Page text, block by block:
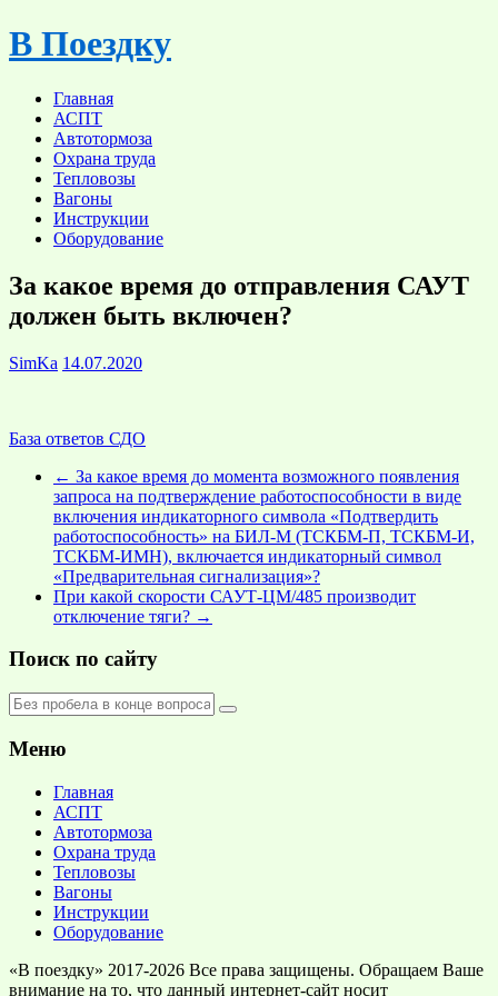
Skip
to
В Поездку
Главная
АСПТ
Автотормоза
Охрана труда
Тепловозы
Вагоны
Инструкции
Оборудование
За какое время до отправления САУТ
должен быть включен?
SimKa 14.07.2020
База ответов СДО
← За какое время до момента возможного появления
запроса на подтверждение работоспособности в виде
включения индикаторного символа «Подтвердить
работоспособность» на БИЛ-М (ТСКБМ-П, ТСКБМ-И,
ТСКБМ-ИМН), включается индикаторный символ
«Предварительная сигнализация»?
При какой скорости САУТ-ЦМ/485 производит
отключение тяги? →
Поиск по сайту
Меню
Главная
АСПТ
Автотормоза
Охрана труда
Тепловозы
Вагоны
Инструкции
Оборудование
«В поездку» 2017-2026 Все права защищены. Обращаем Ваше
внимание на то, что данный интернет-сайт носит